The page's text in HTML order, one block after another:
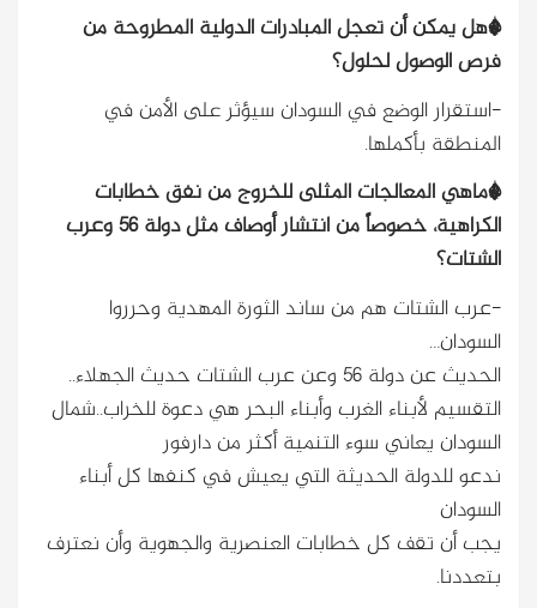
*هل يمكن أن تعجل المبادرات الدولية المطروحة من
فرص الوصول لحلول؟
-استقرار الوضع في السودان سيؤثر على الأمن في
المنطقة بأكملها.
*ماهي المعالجات المثلى للخروج من نفق خطابات
الكراهية، خصوصاً من انتشار أوصاف مثل دولة 56 وعرب
الشتات؟
-عرب الشتات هم من ساند الثورة المهدية وحرروا
السودان…
الحديث عن دولة 56 وعن عرب الشتات حديث الجهلاء..
التقسيم لأبناء الغرب وأبناء البحر هي دعوة للخراب..شمال
السودان يعاني سوء التنمية أكثر من دارفور
ندعو للدولة الحديثة التي يعيش في كنفها كل أبناء
السودان
يجب أن تقف كل خطابات العنصرية والجهوية وأن نعترف
بتعددنا.